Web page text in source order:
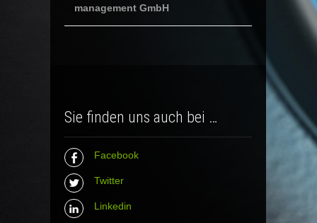
management GmbH
Sie finden uns auch bei …
Facebook
Twitter
Linkedin